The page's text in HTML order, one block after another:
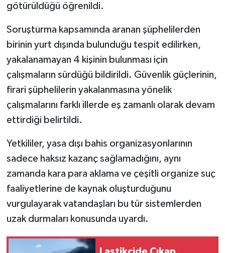
götürüldüğü öğrenildi.
Soruşturma kapsamında aranan şüphelilerden
birinin yurt dışında bulunduğu tespit edilirken,
yakalanamayan 4 kişinin bulunması için
çalışmaların sürdüğü bildirildi. Güvenlik güçlerinin,
firari şüphelilerin yakalanmasına yönelik
çalışmalarını farklı illerde eş zamanlı olarak devam
ettirdiği belirtildi.
Yetkililer, yasa dışı bahis organizasyonlarının
sadece haksız kazanç sağlamadığını, aynı
zamanda kara para aklama ve çeşitli organize suç
faaliyetlerine de kaynak oluşturduğunu
vurgulayarak vatandaşları bu tür sistemlerden
uzak durmaları konusunda uyardı.